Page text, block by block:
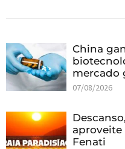
China
mercado
07/08/2026
aproveite
Fenati